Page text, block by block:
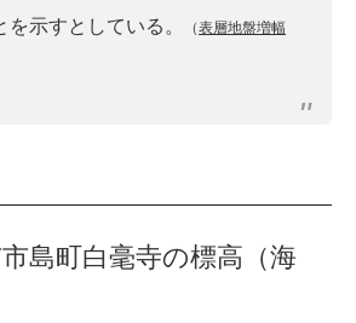
示すとしている。
（表層地盤増幅
島町白毫寺の標高（海